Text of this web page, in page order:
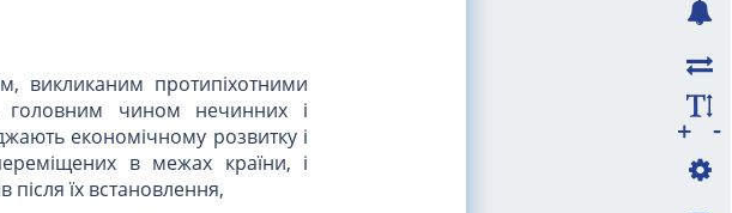
викликаним протипіхотними
головним чином нечинних і
економічному розвитку і
в межах країни, і
після їх встановлення,
-
+